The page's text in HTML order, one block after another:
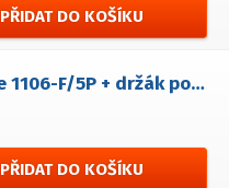
PŘIDAT DO KOŠÍKU
svorkovnice 1106-F/5P + držák pojistky
PŘIDAT DO KOŠÍKU